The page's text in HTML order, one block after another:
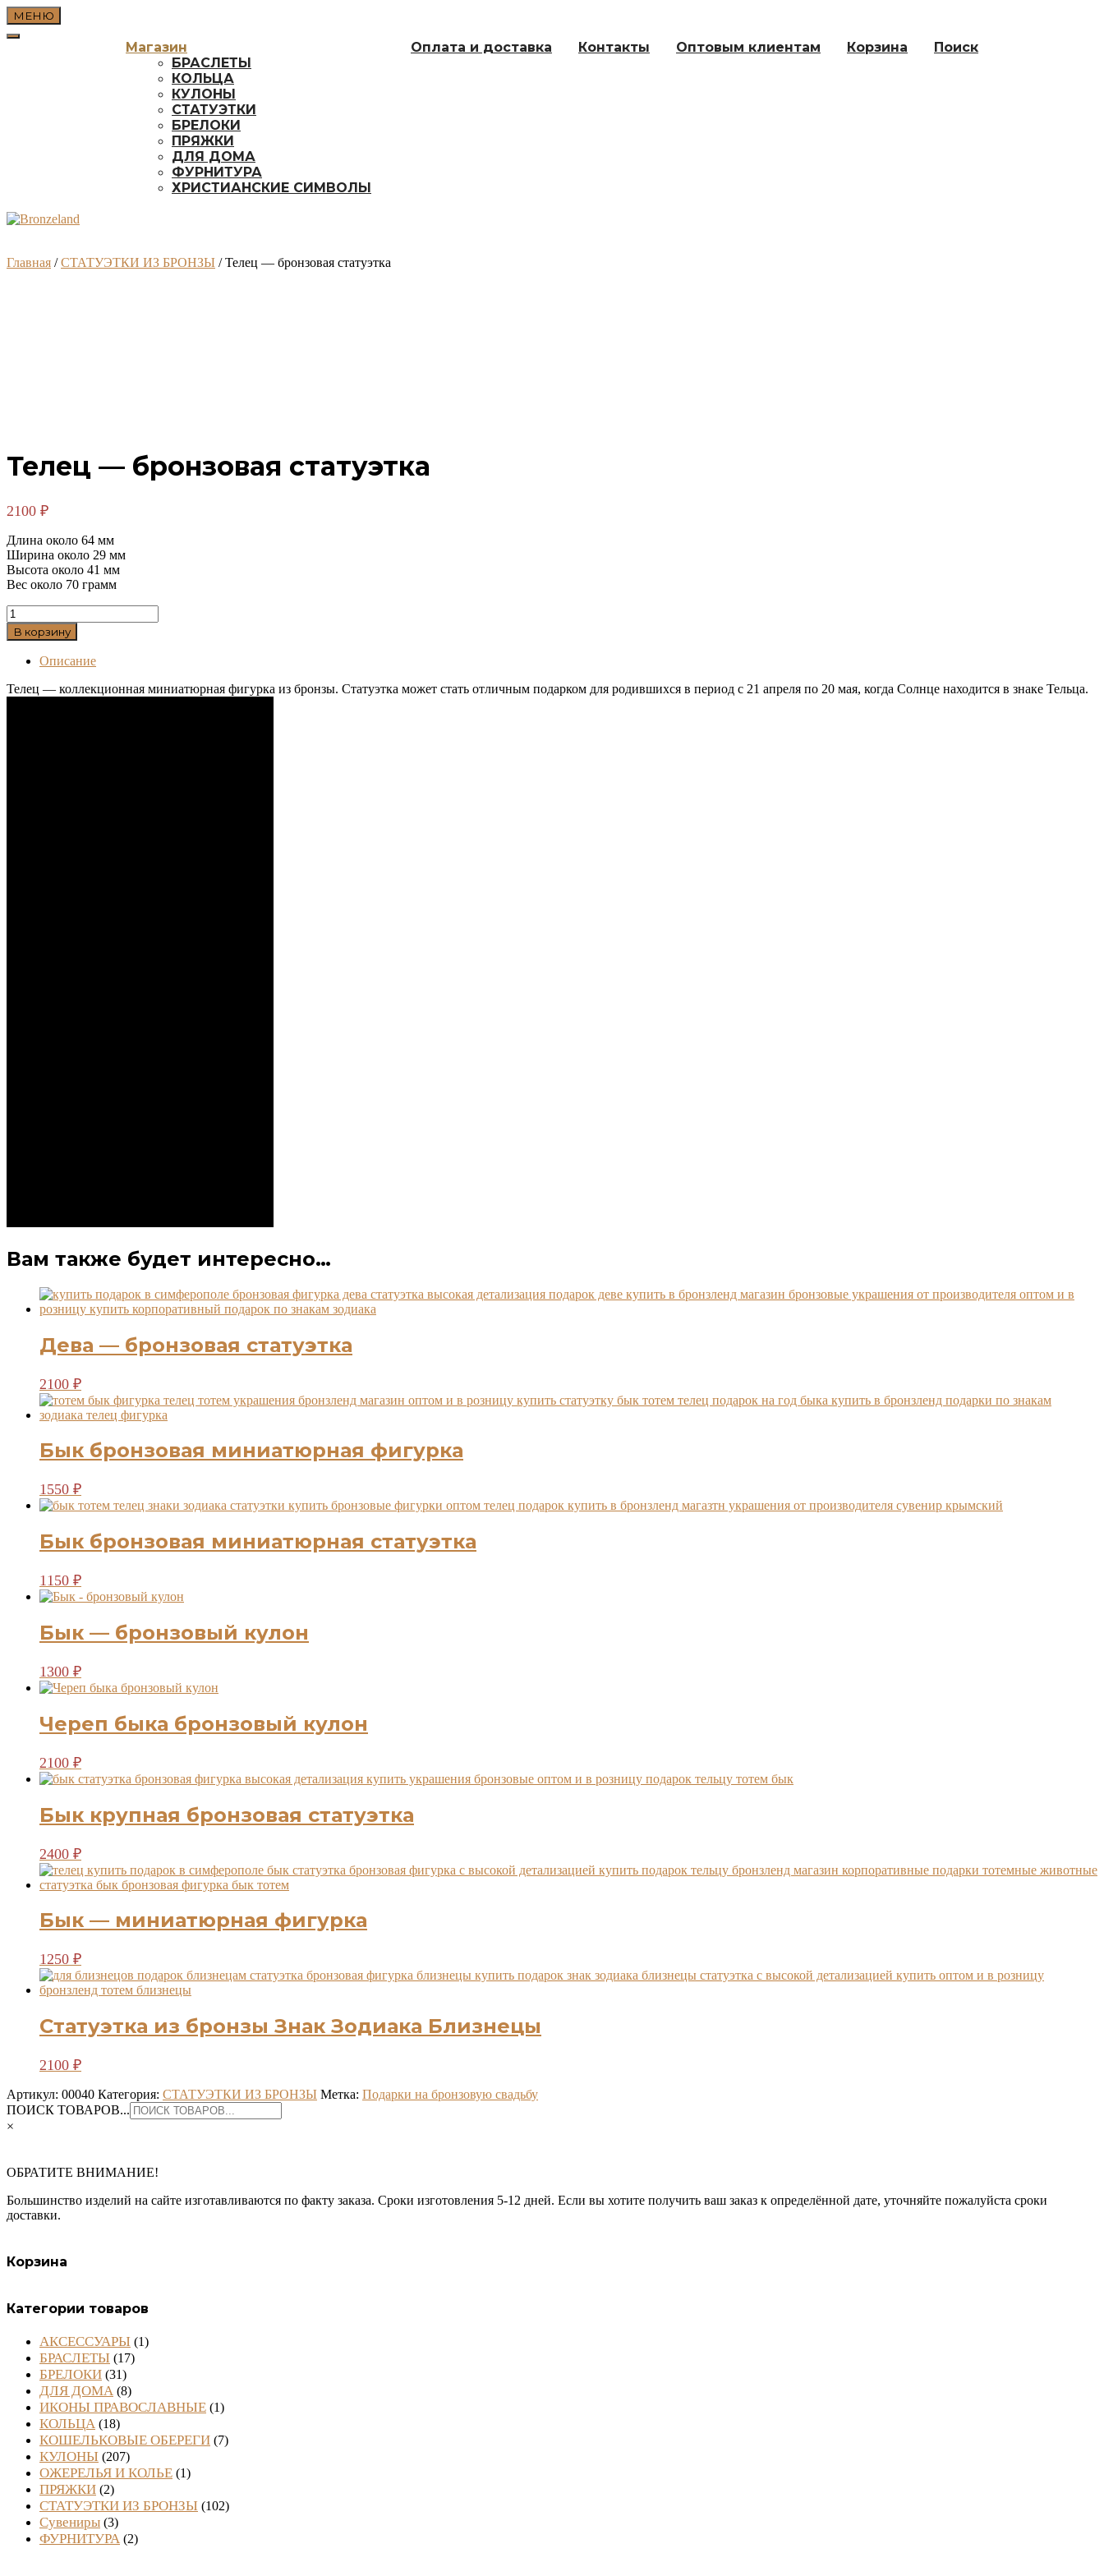
Перейти
к
содержимому
МЕНЮ
Магазин
БРАСЛЕТЫ
КОЛЬЦА
КУЛОНЫ
СТАТУЭТКИ
БРЕЛОКИ
ПРЯЖКИ
ДЛЯ ДОМА
ФУРНИТУРА
ХРИСТИАНСКИЕ СИМВОЛЫ
Оплата и доставка Контакты Оптовым клиентам Корзина Поиск
Главная /СТАТУЭТКИ ИЗ БРОНЗЫ / Телец — бронзовая статуэтка
Телец — бронзовая статуэтка
2100 ₽
Длина около 64 мм
Ширина около 29 мм
Высота около 41 мм
Вес около 70 грамм
Количество
товара
Телец
бронзовая
статуэтка
В корзину
Описание
Телец — коллекционная миниатюрная фигурка из бронзы. Статуэтка может стать отличным подарком для родившихся в период с 21 апреля по 20 мая, когда Солнце находится в знаке Тельца.
Вам также будет интересно…
Дева — бронзовая статуэтка
2100 ₽
Бык бронзовая миниатюрная фигурка
1550 ₽
Бык бронзовая миниатюрная статуэтка
1150 ₽
Бык — бронзовый кулон
1300 ₽
Череп быка бронзовый кулон
2100 ₽
Бык крупная бронзовая статуэтка
2400 ₽
Бык — миниатюрная фигурка
1250 ₽
Статуэтка из бронзы Знак Зодиака Близнецы
2100 ₽
Артикул: 00040 Категория: СТАТУЭТКИ ИЗ БРОНЗЫ Метка: Подарки на бронзовую свадьбу
ПОИСК ТОВАРОВ...
×
ОБРАТИТЕ ВНИМАНИЕ!
Большинство изделий на сайте изготавливаются по факту заказа. Сроки изготовления 5-12 дней. Если вы хотите получить ваш заказ к определённой дате, уточняйте пожалуйста сроки
доставки.
Корзина
Категории товаров
АКСЕССУАРЫ (1)
БРАСЛЕТЫ (17)
БРЕЛОКИ (31)
ДЛЯ ДОМА (8)
ИКОНЫ ПРАВОСЛАВНЫЕ (1)
КОЛЬЦА (18)
КОШЕЛЬКОВЫЕ ОБЕРЕГИ (7)
КУЛОНЫ (207)
ОЖЕРЕЛЬЯ И КОЛЬЕ (1)
ПРЯЖКИ (2)
СТАТУЭТКИ ИЗ БРОНЗЫ (102)
Сувениры (3)
ФУРНИТУРА (2)